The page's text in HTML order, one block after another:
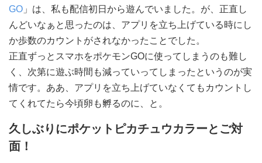
GO 」は、私も配信初日から遊んでいました。が、正直し
んどいなぁと思ったのは、アプリを立ち上げている時にし
か歩数のカウントがされなかったことでした。
正直ずっとスマホをポケモンGOに使ってしまうのも難し
く、次第に遊ぶ時間も減っていってしまったというのが実
情です。ああ、アプリを立ち上げていなくてもカウントし
てくれてたら今頃卵も孵るのに、と。
久しぶりにポケットピカチュウカラーとご対
面！